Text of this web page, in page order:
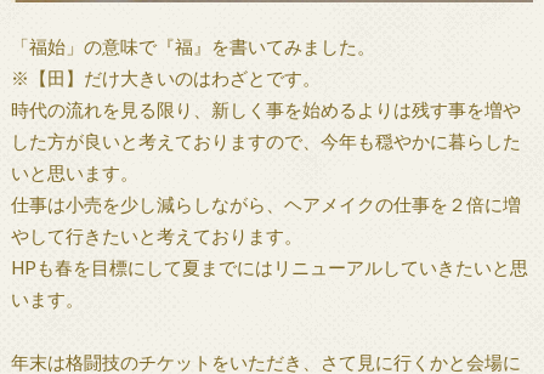
「福始」の意味で『福』を書いてみました。
※【田】だけ大きいのはわざとです。
時代の流れを見る限り、新しく事を始めるよりは残す事を増や
した方が良いと考えておりますので、今年も穏やかに暮らした
いと思います。
仕事は小売を少し減らしながら、ヘアメイクの仕事を２倍に増
やして行きたいと考えております。
HPも春を目標にして夏までにはリニューアルしていきたいと思
います。
年末は格闘技のチケットをいただき、さて見に行くかと会場に